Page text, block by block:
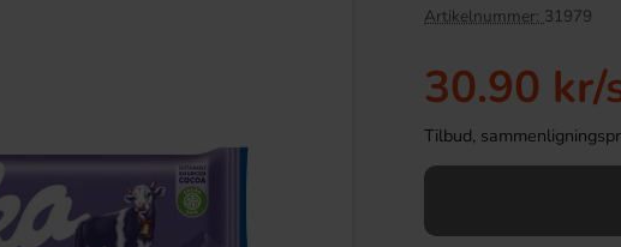
Artikelnummer: 31979
30.90 kr/
Tilbud,